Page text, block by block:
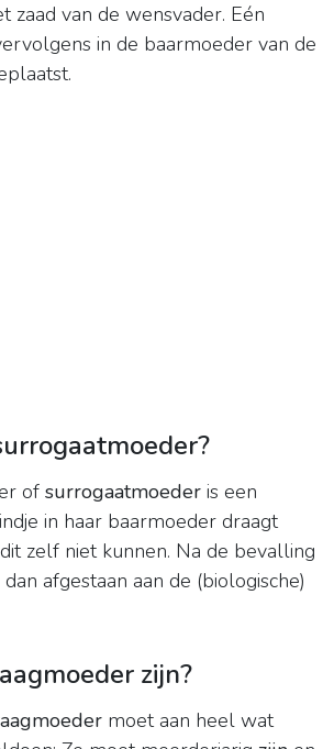
zaad van de wensvader. Eén
in de baarmoeder van de
of surrogaatmoeder is een
in haar baarmoeder draagt
zelf niet kunnen. Na de bevalling
afgestaan aan de (biologische)
zijn?
moet aan heel wat